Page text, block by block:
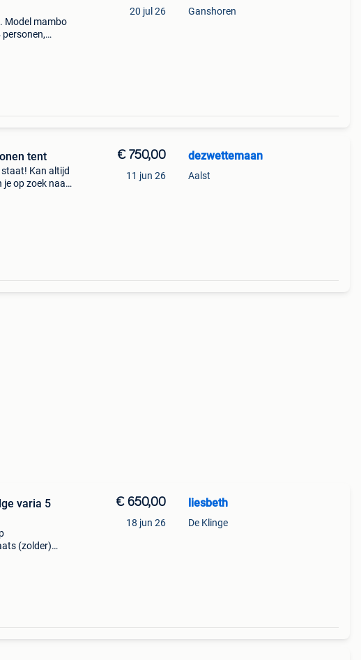
Model mambo
20 jul 26 Ganshoren
tent
staat! Kan altijd
je op zoek naar
€ 750,00
11 jun 26
dezwettemaan
Aalst
varia 5
(zolder)
€ 650,00
18 jun 26
liesbeth
De Klinge